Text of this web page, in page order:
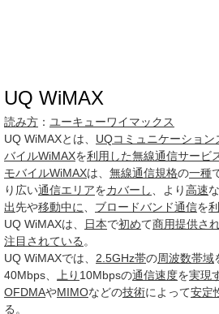
UQ WiMAX
読み方 ： ユーキューワイマックス
UQ WiMAXとは、 UQコミュニケーション
バイルWiMAXを利用した無線通信サービ
モバイルWiMAXは、 無線通信規格の一種
り広い通信エリアをカバーし 、より高速な
出先や移動中に ブロードバンド通信を
UQ WiMAXは、
日本で初めて商用提供さ
注目されている 。
UQ WiMAXでは、 2.5GHz帯の周波数帯域
40Mbps、
上り 10Mbpsの通信速度を実現
OFDMAやMIMOなどの技術によって安定
る。